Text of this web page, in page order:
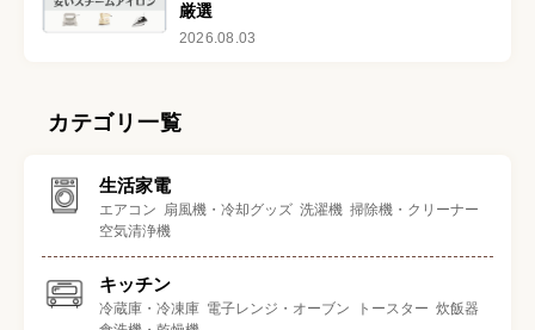
厳選
2026.08.03
カテゴリ一覧
生活家電
エアコン 扇風機・冷却グッズ 洗濯機 掃除機・クリーナー
空気清浄機
キッチン
冷蔵庫・冷凍庫 電子レンジ・オーブン トースター 炊飯器